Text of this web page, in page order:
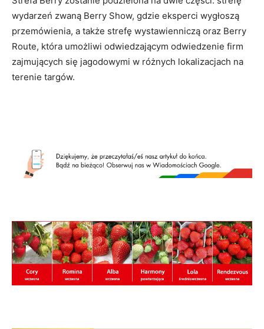
wydarzeń zwaną Berry Show, gdzie eksperci wygłoszą
przemówienia, a także strefę wystawienniczą oraz Berry
Route, która umożliwi odwiedzającym odwiedzenie firm
zajmujących się jagodowymi w różnych lokalizacjach na
terenie targów.